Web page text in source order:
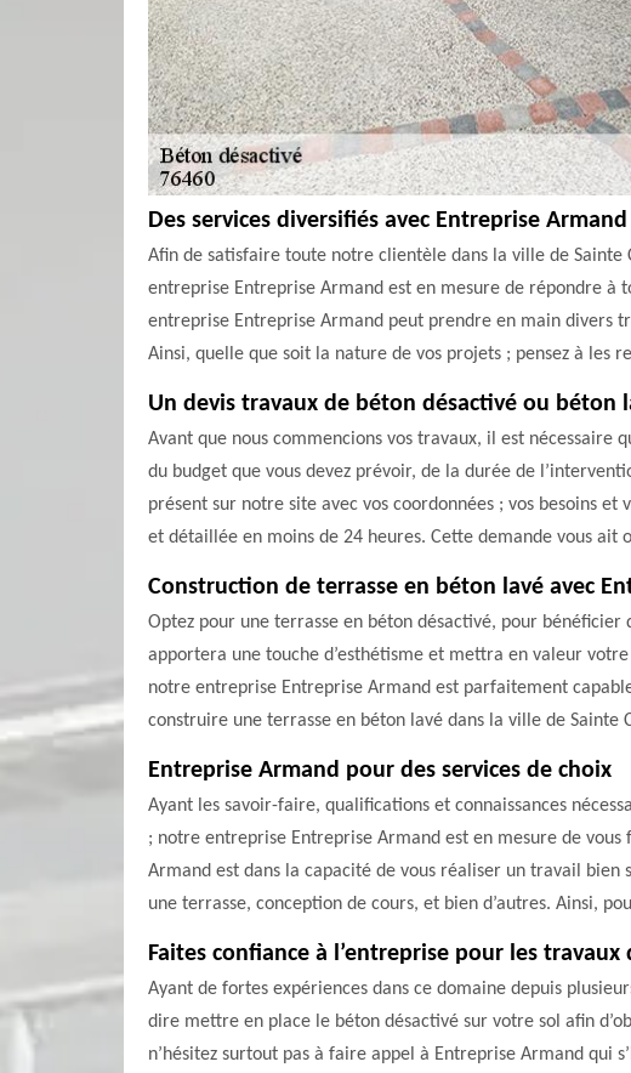
Des services diversifiés avec Entreprise Armand
Afin de satisfaire toute notre clientèle dans la ville de
entreprise Entreprise Armand est en mesure de répondre à
entreprise Entreprise Armand peut prendre en main divers
Ainsi, quelle que soit la nature de vos projets ; pensez à les
Un devis travaux de béton désactivé ou béton
Avant que nous commencions vos travaux, il est nécessaire
du budget que vous devez prévoir, de la durée de
présent sur notre site avec vos coordonnées ; vos besoins
et détaillée en moins de 24 heures. Cette demande vous ait
Construction de terrasse en béton lavé avec
Optez pour une terrasse en béton désactivé, pour
apportera une touche d’esthétisme et mettra en valeur
notre entreprise Entreprise Armand est parfaitement
construire une terrasse en béton lavé dans la ville de
Entreprise Armand pour des services de choix
Ayant les savoir-faire, qualifications et connaissances
; notre entreprise Entreprise Armand est en mesure de
Armand est dans la capacité de vous réaliser un travail
une terrasse, conception de cours, et bien d’autres. Ainsi,
Faites confiance à l’entreprise pour les
Ayant de fortes expériences dans ce domaine depuis
dire mettre en place le béton désactivé sur votre sol afin
n’hésitez surtout pas à faire appel à Entreprise Armand